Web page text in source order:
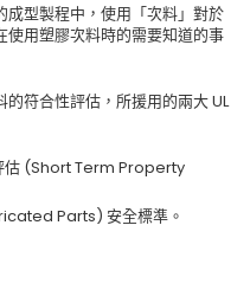
型製程中，使用「次料」對於
用塑膠次料時的需要知道的事
符合性評估，所援用的兩大 UL
估 (Short Term Property
Parts) 安全標準。